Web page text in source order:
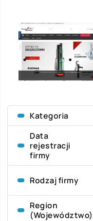
Kategoria
Data
rejestracji
firmy
Rodzaj firmy
Region
(Województwo)